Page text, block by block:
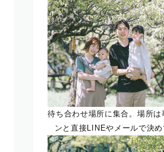
待ち合わせ場所に集合。場所は
ンと直接LINEやメールで決め